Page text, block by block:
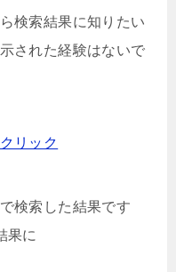
検索結果に知りたい
された経験はないで
クリック
検索した結果です
果に